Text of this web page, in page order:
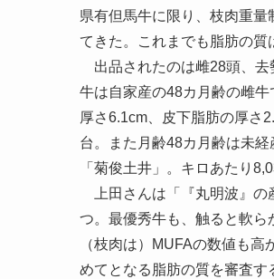
県有但馬牛に限り、枝肉重
てきた。これまでも脂肪の質
出品されたのは雌28頭、去
牛は自家産の48カ月齢の雌
厚さ6.1cm、皮下脂肪の厚さ
台。また月齢48カ月齢は未
「菊俊土井」。キロあたり
上田さんは「『丸明波』の
つ。最優秀牛も、触ると軟ら
（枝肉は）MUFAの数値も
めてとなる脂肪の質を審査